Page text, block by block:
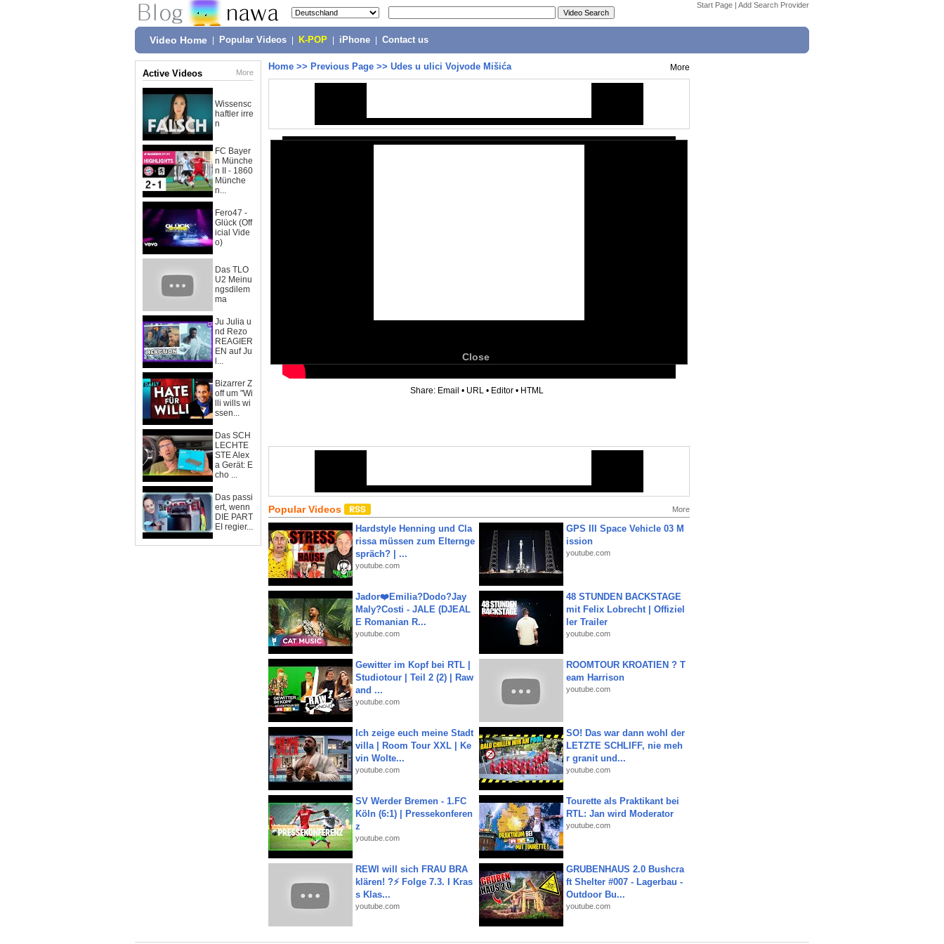
Start Page | Add Search Provider
Video Home Popular Videos K-POP iPhone Contact us
Active Videos More
Wissensc
haftler irre
n
FC Bayer
n Münche
n II - 1860
Münche
n...
Fero47 -
Glück (Off
icial Vide
o)
Das TLO
U2 Meinu
ngsdilem
ma
Ju Julia u
nd Rezo
REAGIER
EN auf Ju
l...
Bizarrer Z
off um "Wi
lli wills wi
ssen...
Das SCH
LECHTE
STE Alex
a Gerät: E
cho ...
Das passi
ert, wenn
DIE PART
EI regier...
Home >> Previous Page >> Udes u ulici Vojvode Mišića More
Close
Share: Email • URL • Editor • HTML
Popular Videos More
Hardstyle Henning und Cla
rissa müssen zum Elternge
spräch? | ...
youtube.com
GPS III Space Vehicle 03 M
ission
youtube.com
Jador❤️Emilia?Dodo?Jay
Maly?Costi - JALE (DJEAL
E Romanian R...
youtube.com
48 STUNDEN BACKSTAGE
mit Felix Lobrecht | Offiziel
ler Trailer
youtube.com
Gewitter im Kopf bei RTL |
Studiotour | Teil 2 (2) | Raw
and ...
youtube.com
ROOMTOUR KROATIEN ? T
eam Harrison
youtube.com
Ich zeige euch meine Stadt
villa | Room Tour XXL | Ke
vin Wolte...
youtube.com
SO! Das war dann wohl der
LETZTE SCHLIFF, nie meh
r granit und...
youtube.com
SV Werder Bremen - 1.FC
Köln (6:1) | Pressekonferen
z
youtube.com
Tourette als Praktikant bei
RTL: Jan wird Moderator
youtube.com
REWI will sich FRAU BRA
klären! ?⚡️ Folge 7.3. I Kras
s Klas...
youtube.com
GRUBENHAUS 2.0 Bushcra
ft Shelter #007 - Lagerbau -
Outdoor Bu...
youtube.com